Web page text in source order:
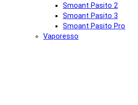
Smoant Pasito 2
Smoant Pasito 3
Smoant Pasito Pro
Vaporesso